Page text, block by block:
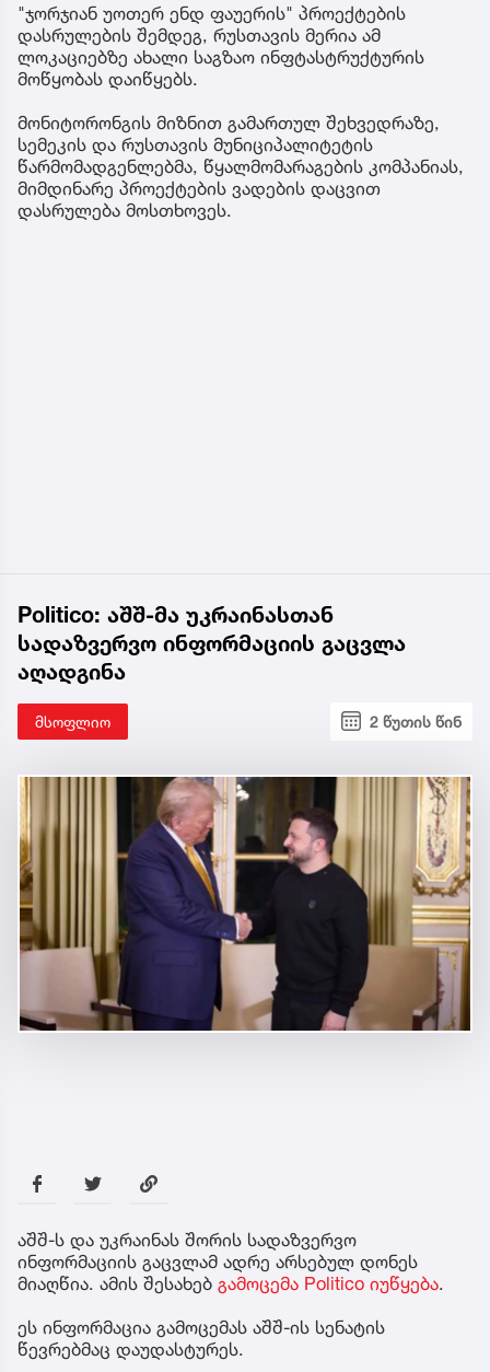
"ჯორჯიან უოთერ ენდ ფაუერის" პროექტების
დასრულების შემდეგ, რუსთავის მერია ამ
ლოკაციებზე ახალი საგზაო ინფტასტრუქტურის
მოწყობას დაიწყებს.
მონიტორონგის მიზნით გამართულ შეხვედრაზე,
სემეკის და რუსთავის მუნიციპალიტეტის
წარმომადგენლებმა, წყალმომარაგების კომპანიას,
მიმდინარე პროექტების ვადების დაცვით
დასრულება მოსთხოვეს.
Politico: აშშ-მა უკრაინასთან
სადაზვერვო ინფორმაციის გაცვლა
აღადგინა
მსოფლიო 2 წუთის წინ
აშშ-ს და უკრაინას შორის სადაზვერვო
ინფორმაციის გაცვლამ ადრე არსებულ დონეს
მიაღწია. ამის შესახებ გამოცემა Politico იუწყება.
ეს ინფორმაცია გამოცემას აშშ-ის სენატის
წევრებმაც დაუდასტურეს.